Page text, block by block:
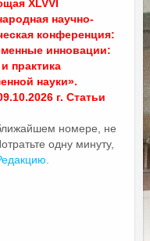
XLVVI
научно-
конференция:
инновации:
практика
науки».
г. Статьи
номере, не
одну минуту,